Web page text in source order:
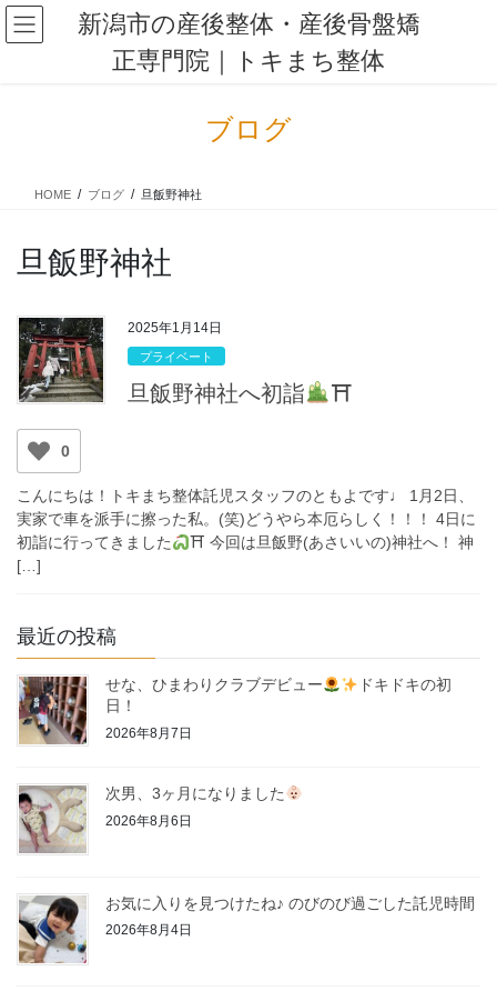
コ
ン
ナ
ビ
新潟市の産後整体・産後骨盤矯
正専門院｜トキまち整体
ブログ
HOME ブログ 旦飯野神社
旦飯野神社
2025年1月14日
プライベート
旦飯野神社へ初詣 ⛩
0
こんにちは！トキまち整体託児スタッフのともよです♩ 1月2日、
実家で車を派手に擦った私。(笑)どうやら本厄らしく！！！ 4日に
初詣に行ってきました
⛩ 今回は旦飯野(あさいいの)神社へ！ 神
[…]
最近の投稿
せな、ひまわりクラブデビュー
ドキドキの初
日！
2026年8月7日
次男、3ヶ月になりました
2026年8月6日
お気に入りを見つけたね♪ のびのび過ごした託児時間
2026年8月4日